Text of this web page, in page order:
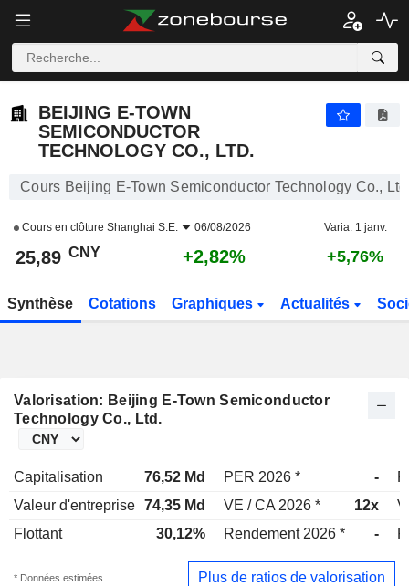
BEIJING E-TOWN
SEMICONDUCTOR
TECHNOLOGY CO., LTD.
Cours Beijing E-Town Semiconductor Technology Co.,
Cours en clôture Shanghai S.E. 06/08/2026 Varia. 1 janv.
25,89 CNY +2,82% +5,76%
Synthèse Cotations Graphiques Actualités
Valorisation: Beijing E-Town Semiconductor
Technology Co., Ltd.
Capitalisation 76,52 Md PER 2026 * -
Valeur d'entreprise 74,35 Md VE / CA 2026 * 12x
Flottant
30,12% Rendement 2026 * -
* Données estimées Plus de ratios de valorisation